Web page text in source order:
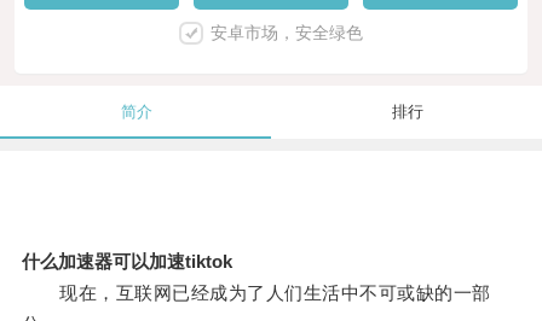
安卓市场，安全绿色
简介 排行
什么加速器可以加速tiktok
现在，互联网已经成为了人们生活中不可或缺的一部